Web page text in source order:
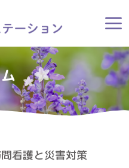
看護と災害対策